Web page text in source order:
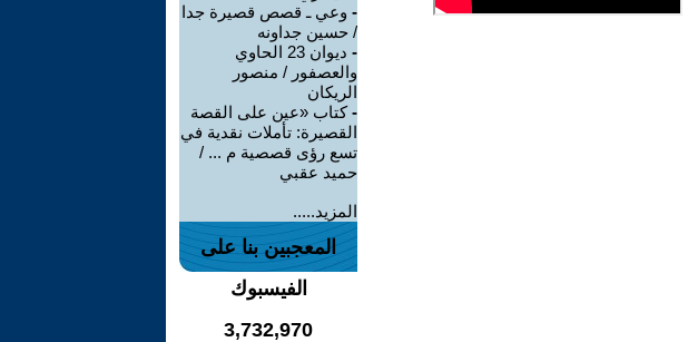
- وعي ـ قصص قصيرة جدا
/ حسين جداونه
-
ديوان 23 الحاوي
والعصفور / منصور
الريكان
-كتاب «عين على القصة
القصيرة: تأملات نقدية في
تسع رؤى قصصية م ... /
حميد عقبي
المزيد.....
المعجبين بنا على
الفيسبوك
3,732,970